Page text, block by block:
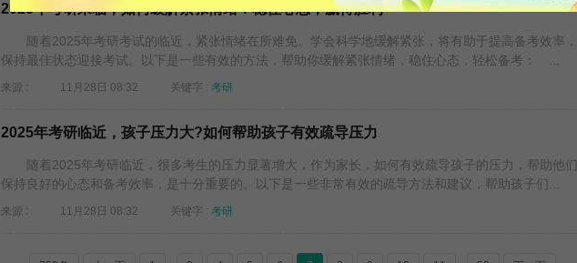
2025年考研来临，如何缓解紧张情绪：稳住心态，赢得胜利
随着2025年考研考试的临近，紧张情绪在所难免。学会科学地缓解紧张，将有助于提高备考效率，
保持最佳状态迎接考试。以下是一些有效的方法，帮助你缓解紧张情绪，稳住心态，轻松备考： ...
来源 : 11月28日 08:32 关键字 : 考研
2025年考研临近，孩子压力大?如何帮助孩子有效疏导压力
随着2025年考研临近，很多考生的压力显著增大，作为家长，如何有效疏导孩子的压力，帮助他们
保持良好的心态和备考效率，是十分重要的。以下是一些非常有效的疏导方法和建议，帮助孩子们...
来源 : 11月28日 08:32 关键字 : 考研